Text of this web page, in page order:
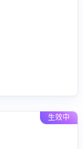
生效中